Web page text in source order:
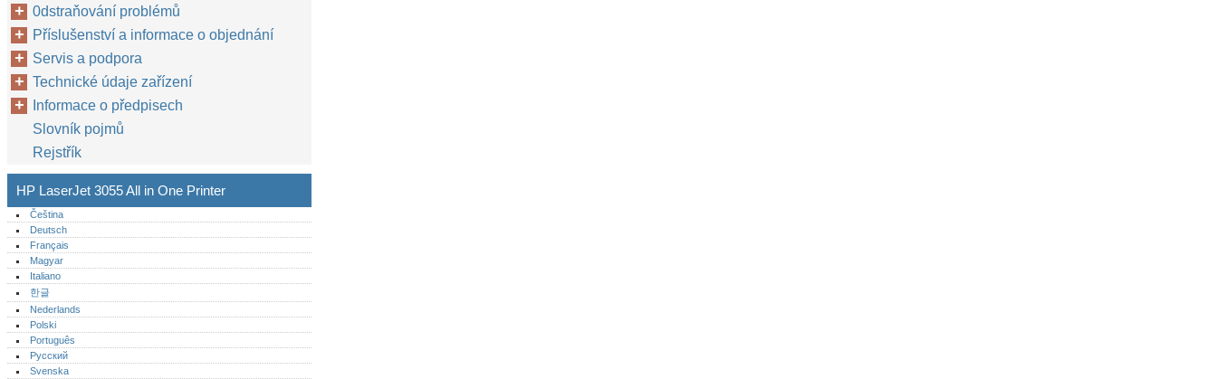
0dstraňování problémů
Příslušenství a informace o objednání
Servis a podpora
Technické údaje zařízení
Informace o předpisech
Slovník pojmů
Rejstřík
HP LaserJet 3055 All in One Printer
Čeština
Deutsch
Français
Magyar
Italiano
한글
Nederlands
Polski
Português‎
Русский
Svenska